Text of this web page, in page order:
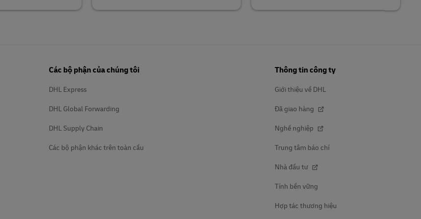
Các bộ phận của chúng tôi
DHL Express
DHL Global Forwarding
DHL Supply Chain
Các bộ phận khác trên toàn cầu
Thông tin công ty
Giới thiệu về DHL
Đã giao hàng
Nghề nghiệp
Trung tâm báo chí
Nhà đầu tư
Tính bền vững
Hợp tác thương hiệu